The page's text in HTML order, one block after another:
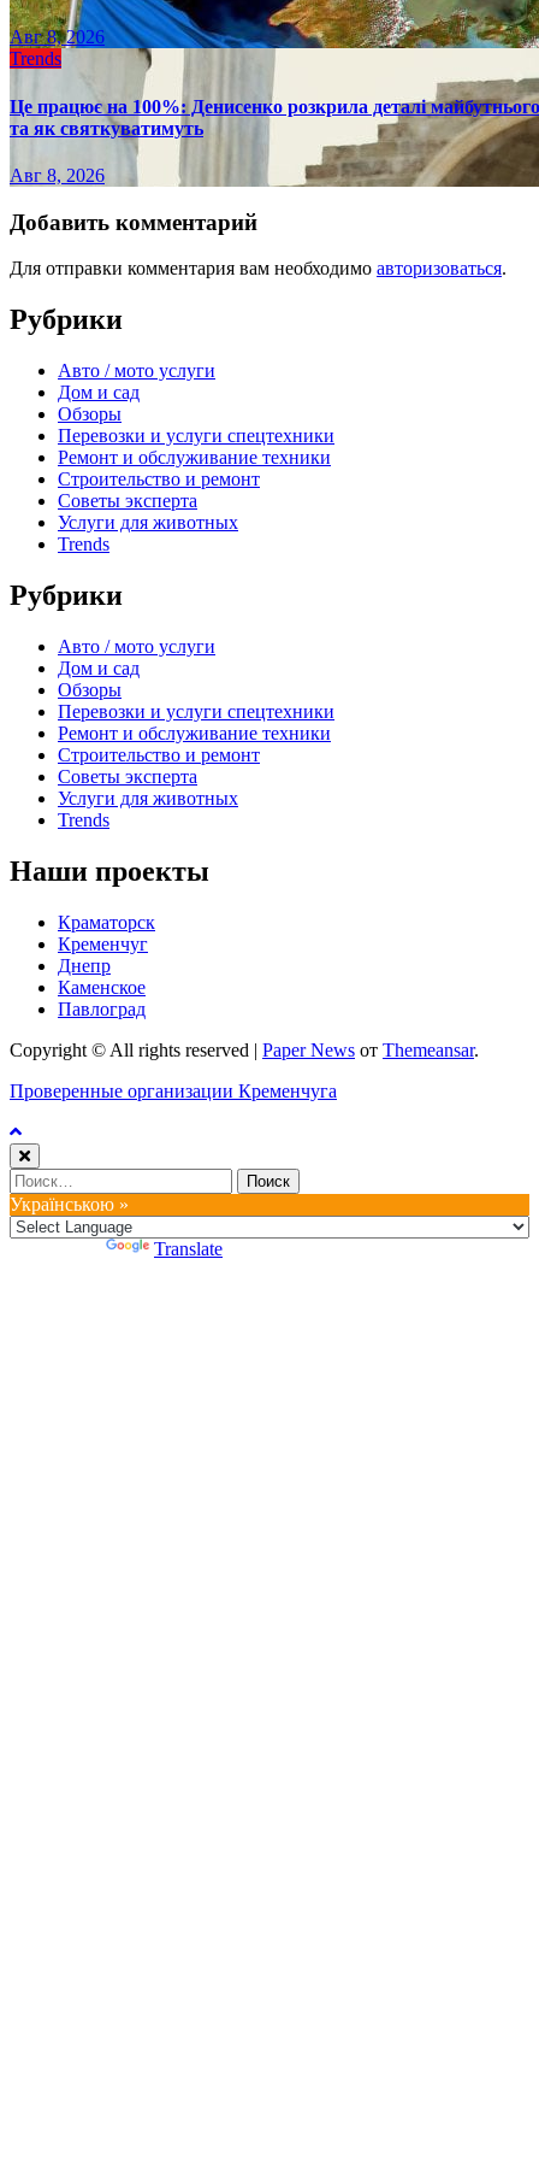
Авг 8, 2026
Trends
Це працює на 100%: Денисенко розкрила деталі майбутнього
та як святкуватимуть
Авг 8, 2026
Добавить комментарий
Для отправки комментария вам необходимо авторизоваться.
Рубрики
Авто / мото услуги
Дом и сад
Обзоры
Перевозки и услуги спецтехники
Ремонт и обслуживание техники
Строительство и ремонт
Советы эксперта
Услуги для животных
Trends
Рубрики
Авто / мото услуги
Дом и сад
Обзоры
Перевозки и услуги спецтехники
Ремонт и обслуживание техники
Строительство и ремонт
Советы эксперта
Услуги для животных
Trends
Наши проекты
Краматорск
Кременчуг
Днепр
Каменское
Павлоград
Copyright © All rights reserved | Paper News от Themeansar.
Проверенные организации Кременчуга
Найти:
Українською »
Translate